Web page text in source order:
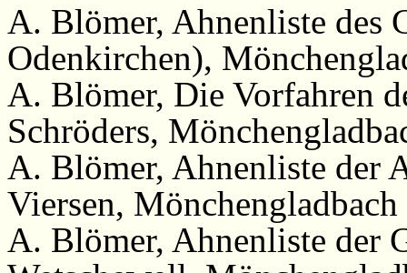
A. Blömer, Ahnenliste des
Odenkirchen),
A. Blömer, Die Vorfahren
Schröders,
A. Blömer, Ahnenliste der
Viersen,
A. Blömer, Ahnenliste der